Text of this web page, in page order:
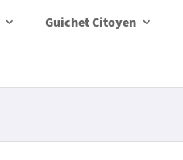
Guichet Citoyen